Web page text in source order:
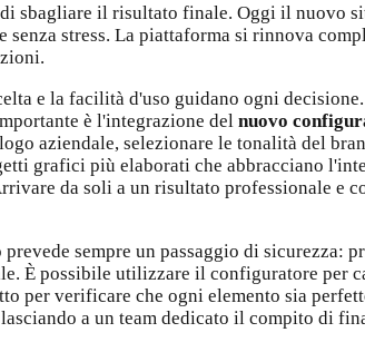
sbagliare il risultato finale. Oggi il nuovo
senza stress. La piattaforma si rinnova
e la facilità d'uso guidano ogni
è l'integrazione del nuovo
aziendale, selezionare le tonalità del
grafici più elaborati che abbracciano
da soli a un risultato professionale e
sempre un passaggio di sicurezza:
È possibile utilizzare il configuratore per
verificare che ogni elemento sia
a un team dedicato il compito di